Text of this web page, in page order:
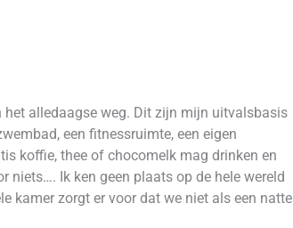
alledaagse weg. Dit zijn mijn uitvalsbasis
een fitnessruimte, een eigen
koffie, thee of chocomelk mag drinken en
niets…. Ik ken geen plaats op de hele wereld
kamer zorgt er voor dat we niet als een natte